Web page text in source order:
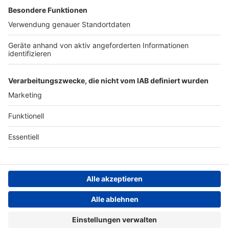
Archiv
ANTENNE BAYERN GROUP
Stiftung ANTENNE BAYERN
hilft
Teilnahmebedingungen
Grounding Page ANTENNE
BAYERN
Datenschutz­erklärung
einstellungen
Persönliche Datenkontrolle
ANTENNE BAYERN Live